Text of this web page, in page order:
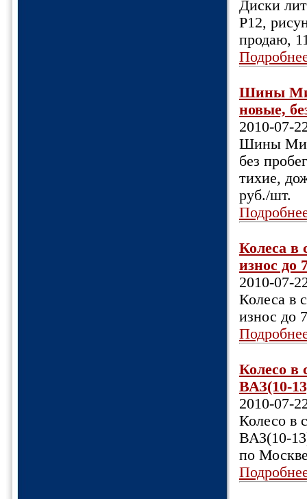
Диски
Р12,
продаю,
Шины
новые,
2010-07-
Шины
без
тихие,
руб./шт.
Колеса в
износ до
2010-07-
Колеса в
износ до
Колесо в
ВАЗ(10-
2010-07-
Колесо в
ВАЗ(10-
по